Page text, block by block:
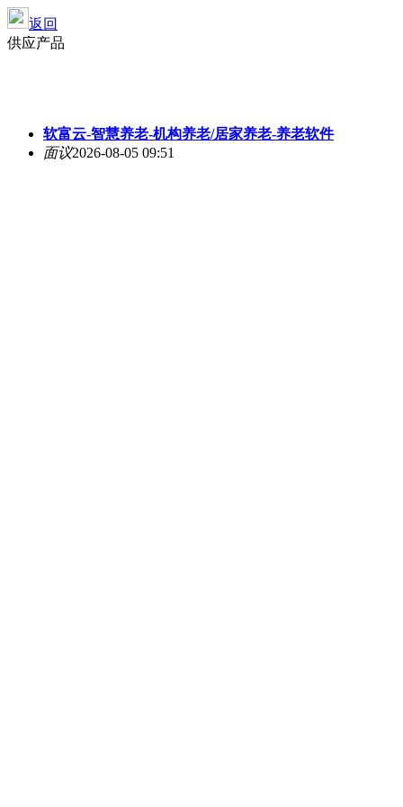
返回
供应产品
软富云-智慧养老-机构养老/居家养老-养老软件
面议2026-08-05 09:51